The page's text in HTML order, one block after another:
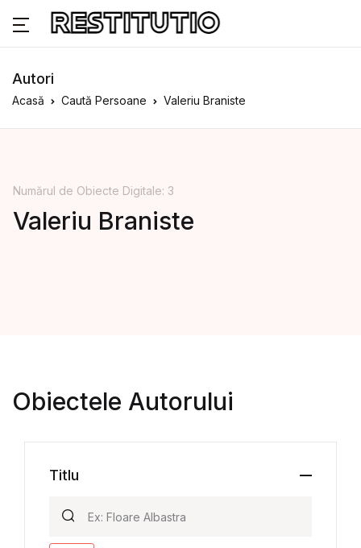
Autori
Acasă Caută Persoane Valeriu Braniste
Numărul de Obiecte Digitale: 3
Valeriu Braniste
Obiectele Autorului
Titlu